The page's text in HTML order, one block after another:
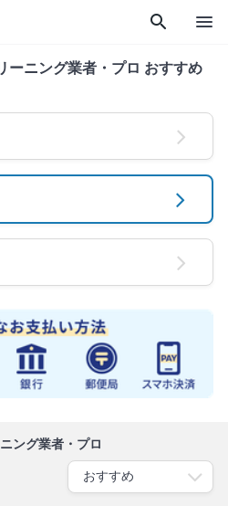
search menu
ーニング業者・プロ おすすめ
ング業者・プロ